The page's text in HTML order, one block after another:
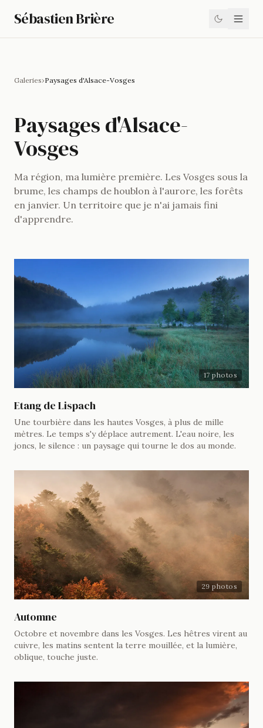
Sébastien Brière
Galeries›Paysages d'Alsace-Vosges
Paysages d'Alsace-
Vosges
Ma région, ma lumière première. Les Vosges sous la
brume, les champs de houblon à l'aurore, les forêts
en janvier. Un territoire que je n'ai jamais fini
d'apprendre.
17 photos
Etang de Lispach
Une tourbière dans les hautes Vosges, à plus de mille
mètres. Le temps s'y déplace autrement. L'eau noire, les
joncs, le silence : un paysage qui tourne le dos au monde.
29 photos
Automne
Octobre et novembre dans les Vosges. Les hêtres virent au
cuivre, les matins sentent la terre mouillée, et la lumière,
oblique, touche juste.